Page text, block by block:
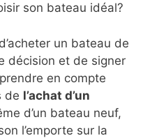
son bateau idéal?
un bateau de
décision et de signer
en compte
de l’achat d’un
d’un bateau neuf,
l’emporte sur la